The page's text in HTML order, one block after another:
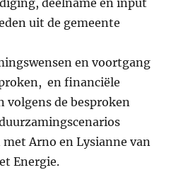
deelname en input
uit de gemeente
en voortgang
en financiële
volgens de besproken
Arno en Lysianne van
Energie.